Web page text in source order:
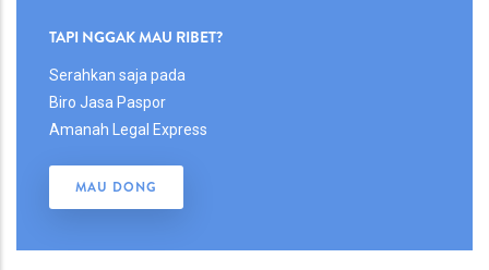
TAPI NGGAK MAU RIBET?
Serahkan saja pada
Biro Jasa Paspor
Amanah Legal Express
MAU DONG